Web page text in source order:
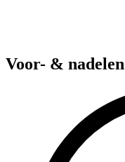
Voor- & nadelen